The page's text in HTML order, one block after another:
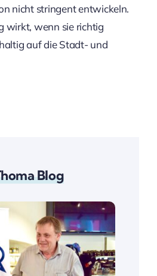
nicht stringent entwickeln.
wirkt, wenn sie richtig
auf die Stadt- und
Blog